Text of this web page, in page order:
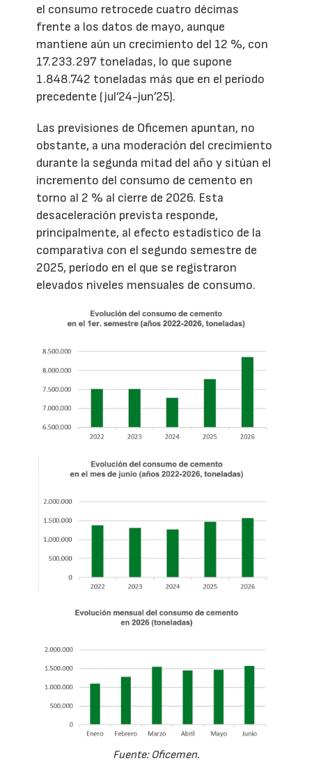
el consumo retrocede cuatro décimas
frente a los datos de mayo, aunque
mantiene aún un crecimiento del 12 %, con
17.233.297 toneladas, lo que supone
1.848.742 toneladas más que en el período
precedente (jul’24-jun’25).
Las previsiones de Oficemen apuntan, no
obstante, a una moderación del crecimiento
durante la segunda mitad del año y sitúan el
incremento del consumo de cemento en
torno al 2 % al cierre de 2026. Esta
desaceleración prevista responde,
principalmente, al efecto estadístico de la
comparativa con el segundo semestre de
2025, período en el que se registraron
elevados niveles mensuales de consumo.
Fuente: Oficemen.